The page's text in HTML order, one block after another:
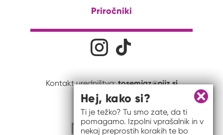
Priročniki
Družabna omrežjaNa naš Instagram profil
Kontakt uredništva:tosemjaz@nijz.si
Zapri
Hej, kako si?
Ti je težko? Tu smo zate, da ti
pomagamo. Izpolni vprašalnik in v
nekaj preprostih korakih te bo